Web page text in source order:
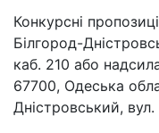
Конкурсні
Білгород-
каб. 210 або
67700, Одеська
Дністровський,